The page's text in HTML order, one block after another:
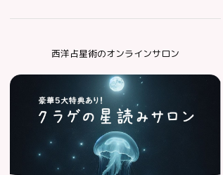
西洋占星術のオンラインサロン